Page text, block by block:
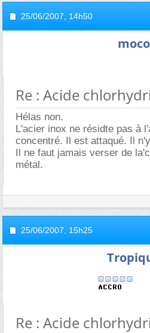
25/06/2007, 14h50
moco
Re : Acide
Hélas non.
L'acier inox ne résidte pas à
concentré. Il est attaqué. Il
Il ne faut jamais verser de
métal.
25/06/2007, 15h25
Re : Acide